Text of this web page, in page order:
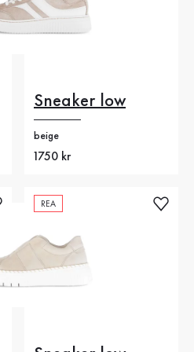
Sneaker low
beige
Nytt pris
1750 kr
REA